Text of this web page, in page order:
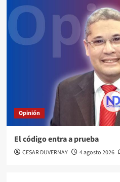
Opinión
El código entra a prueba
CESAR DUVERNAY 4 agosto 2026